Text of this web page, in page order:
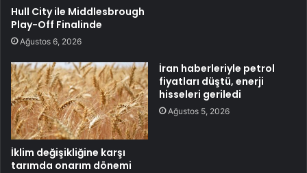
Hull City ile Middlesbrough
Play-Off Finalinde
Ağustos 6, 2026
İklim değişikliğine karşı
tarımda onarım dönemi
İran haberleriyle petrol
fiyatları düştü, enerji
hisseleri geriledi
Ağustos 5, 2026